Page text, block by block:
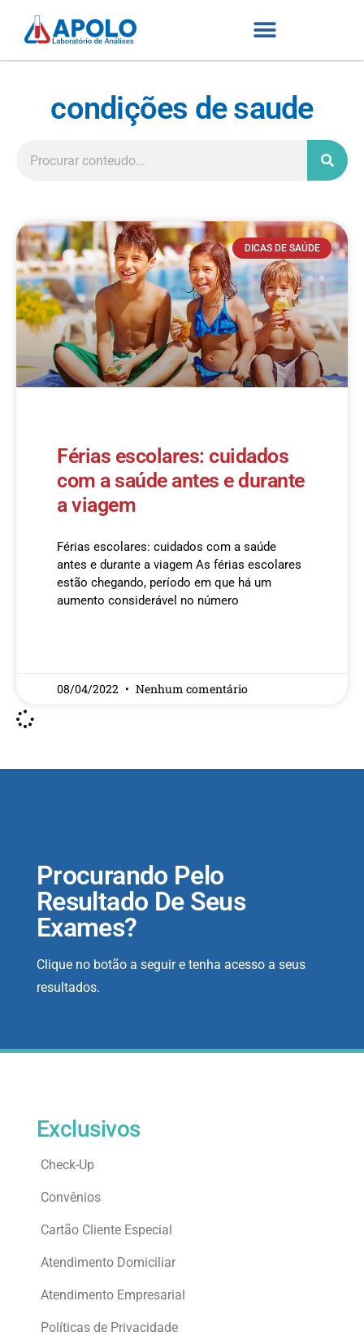
condições de saude
DICAS DE SAÚDE
Férias escolares: cuidados
com a saúde antes e durante
a viagem
Férias escolares: cuidados com a saúde
antes e durante a viagem As férias escolares
estão chegando, período em que há um
aumento considerável no número
08/04/2022 Nenhum comentário
Procurando Pelo
Resultado De Seus
Exames?
Clique no botão a seguir e tenha acesso a seus
resultados.
Exclusivos
Check-Up
Convênios
Cartão Cliente Especial
Atendimento Domiciliar
Atendimento Empresarial
Políticas de Privacidade